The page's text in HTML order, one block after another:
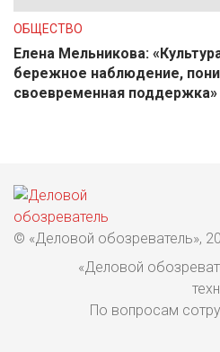
ОБЩЕСТВО
Елена Мельникова:
бережное наблюдение,
своевременная поддержка»
© «Деловой обозреватель»,
«Деловой
По вопросам